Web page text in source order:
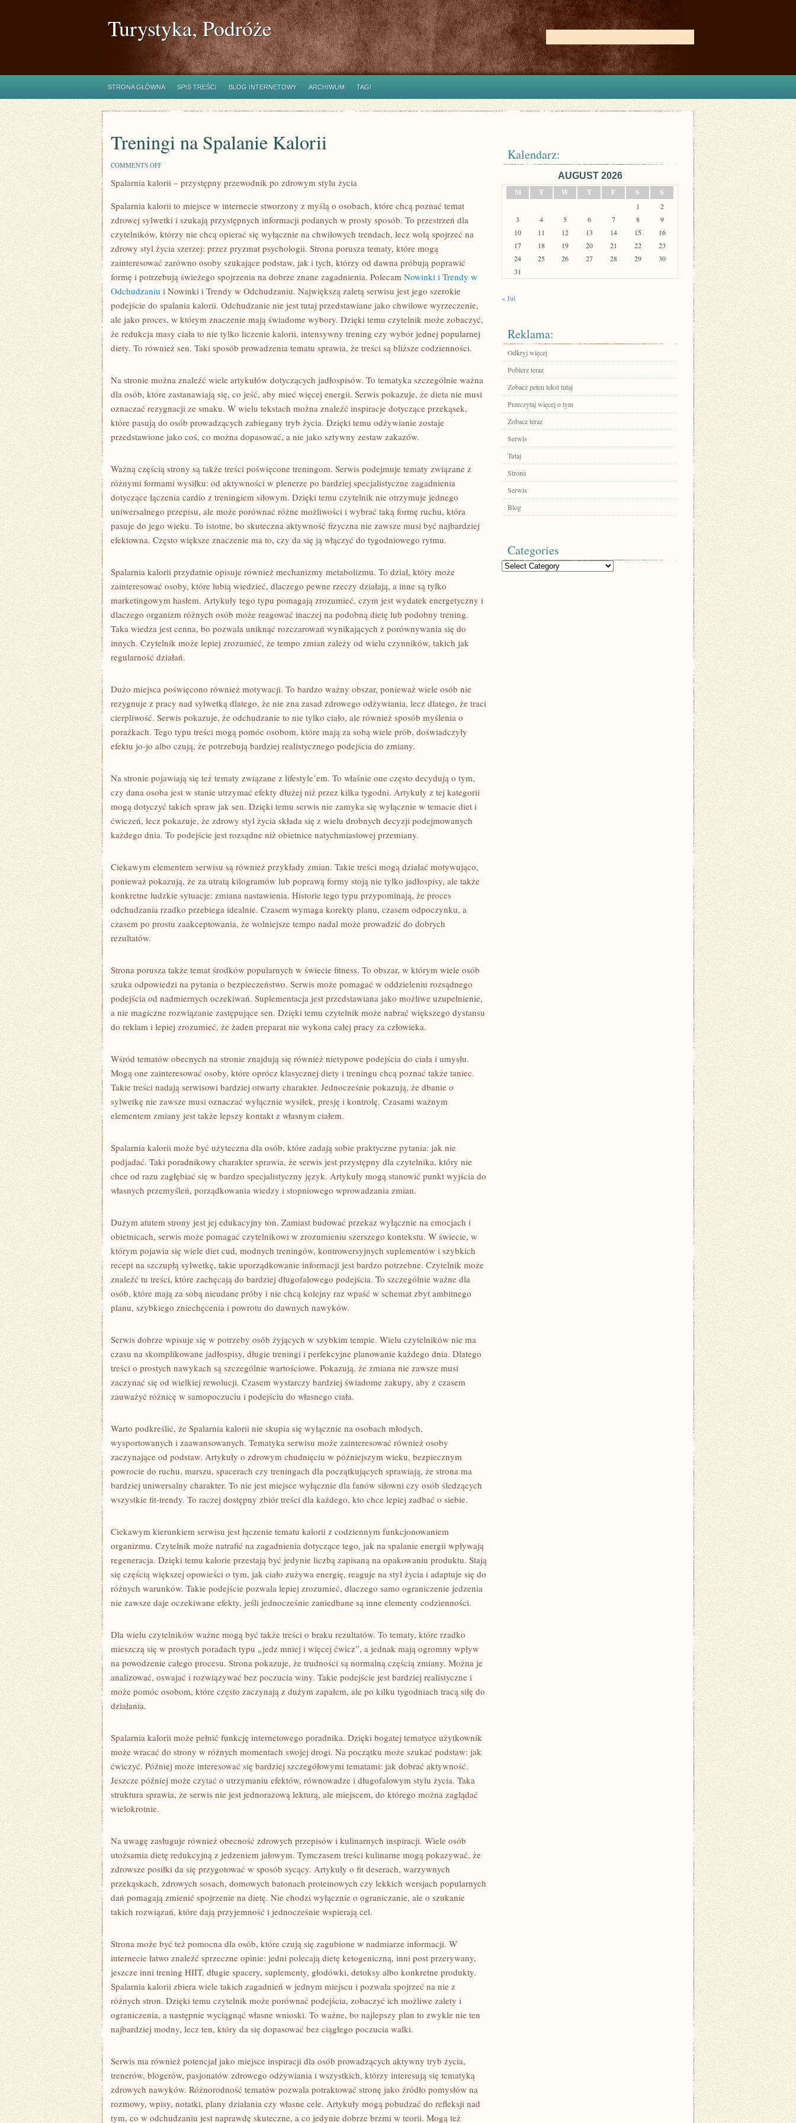
Turystyka, Podróże
STRONA GŁÓWNA SPIS TREŚCI BLOG INTERNETOWY ARCHIWUM TAGI
Treningi na Spalanie Kalorii
COMMENTS OFFON
NA
Spalarnia kalorii – przystępny przewodnik po zdrowym stylu życia
Spalarnia kalorii to miejsce w internecie stworzony z myślą o osobach, które chcą poznać temat
zdrowej sylwetki i szukają przystępnych informacji podanych w prosty sposób. To przestrzeń dla
czytelników, którzy nie chcą opierać się wyłącznie na chwilowych trendach, lecz wolą spojrzeć na
zdrowy styl życia szerzej: przez pryzmat psychologii. Strona porusza tematy, które mogą
zainteresować zarówno osoby szukające podstaw, jak i tych, którzy od dawna próbują poprawić
formę i potrzebują świeżego spojrzenia na dobrze znane zagadnienia. Polecam Nowinki i Trendy w
Odchudzaniu i Nowinki i Trendy w Odchudzaniu. Największą zaletą serwisu jest jego szerokie
podejście do spalania kalorii. Odchudzanie nie jest tutaj przedstawiane jako chwilowe wyrzeczenie,
ale jako proces, w którym znaczenie mają świadome wybory. Dzięki temu czytelnik może zobaczyć,
że redukcja masy ciała to nie tylko liczenie kalorii, intensywny trening czy wybór jednej popularnej
diety. To również sen. Taki sposób prowadzenia tematu sprawia, że treści są bliższe codzienności.
Na stronie można znaleźć wiele artykułów dotyczących jadłospisów. To tematyka szczególnie ważna
dla osób, które zastanawiają się, co jeść, aby mieć więcej energii. Serwis pokazuje, że dieta nie musi
oznaczać rezygnacji ze smaku. W wielu tekstach można znaleźć inspiracje dotyczące przekąsek,
które pasują do osób prowadzących zabiegany tryb życia. Dzięki temu odżywianie zostaje
przedstawione jako coś, co można dopasować, a nie jako sztywny zestaw zakazów.
Ważną częścią strony są także treści poświęcone treningom. Serwis podejmuje tematy związane z
różnymi formami wysiłku: od aktywności w plenerze po bardziej specjalistyczne zagadnienia
dotyczące łączenia cardio z treningiem siłowym. Dzięki temu czytelnik nie otrzymuje jednego
uniwersalnego przepisu, ale może porównać różne możliwości i wybrać taką formę ruchu, która
pasuje do jego wieku. To istotne, bo skuteczna aktywność fizyczna nie zawsze musi być najbardziej
efektowna. Często większe znaczenie ma to, czy da się ją włączyć do tygodniowego rytmu.
Spalarnia kalorii przydatnie opisuje również mechanizmy metabolizmu. To dział, który może
zainteresować osoby, które lubią wiedzieć, dlaczego pewne rzeczy działają, a inne są tylko
marketingowym hasłem. Artykuły tego typu pomagają zrozumieć, czym jest wydatek energetyczny i
dlaczego organizm różnych osób może reagować inaczej na podobną dietę lub podobny trening.
Taka wiedza jest cenna, bo pozwala uniknąć rozczarowań wynikających z porównywania się do
innych. Czytelnik może lepiej zrozumieć, że tempo zmian zależy od wielu czynników, takich jak
regularność działań.
Dużo miejsca poświęcono również motywacji. To bardzo ważny obszar, ponieważ wiele osób nie
rezygnuje z pracy nad sylwetką dlatego, że nie zna zasad zdrowego odżywiania, lecz dlatego, że traci
cierpliwość. Serwis pokazuje, że odchudzanie to nie tylko ciało, ale również sposób myślenia o
porażkach. Tego typu treści mogą pomóc osobom, które mają za sobą wiele prób, doświadczyły
efektu jo-jo albo czują, że potrzebują bardziej realistycznego podejścia do zmiany.
Na stronie pojawiają się też tematy związane z lifestyle’em. To właśnie one często decydują o tym,
czy dana osoba jest w stanie utrzymać efekty dłużej niż przez kilka tygodni. Artykuły z tej kategorii
mogą dotyczyć takich spraw jak sen. Dzięki temu serwis nie zamyka się wyłącznie w temacie diet i
ćwiczeń, lecz pokazuje, że zdrowy styl życia składa się z wielu drobnych decyzji podejmowanych
każdego dnia. To podejście jest rozsądne niż obietnice natychmiastowej przemiany.
Ciekawym elementem serwisu są również przykłady zmian. Takie treści mogą działać motywująco,
ponieważ pokazują, że za utratą kilogramów lub poprawą formy stoją nie tylko jadłospisy, ale także
konkretne ludzkie sytuacje: zmiana nastawienia. Historie tego typu przypominają, że proces
odchudzania rzadko przebiega idealnie. Czasem wymaga korekty planu, czasem odpoczynku, a
czasem po prostu zaakceptowania, że wolniejsze tempo nadal może prowadzić do dobrych
rezultatów.
Strona porusza także temat środków popularnych w świecie fitness. To obszar, w którym wiele osób
szuka odpowiedzi na pytania o bezpieczeństwo. Serwis może pomagać w oddzieleniu rozsądnego
podejścia od nadmiernych oczekiwań. Suplementacja jest przedstawiana jako możliwe uzupełnienie,
a nie magiczne rozwiązanie zastępujące sen. Dzięki temu czytelnik może nabrać większego dystansu
do reklam i lepiej zrozumieć, że żaden preparat nie wykona całej pracy za człowieka.
Wśród tematów obecnych na stronie znajdują się również nietypowe podejścia do ciała i umysłu.
Mogą one zainteresować osoby, które oprócz klasycznej diety i treningu chcą poznać także taniec.
Takie treści nadają serwisowi bardziej otwarty charakter. Jednocześnie pokazują, że dbanie o
sylwetkę nie zawsze musi oznaczać wyłącznie wysiłek, presję i kontrolę. Czasami ważnym
elementem zmiany jest także lepszy kontakt z własnym ciałem.
Spalarnia kalorii może być użyteczna dla osób, które zadają sobie praktyczne pytania: jak nie
podjadać. Taki poradnikowy charakter sprawia, że serwis jest przystępny dla czytelnika, który nie
chce od razu zagłębiać się w bardzo specjalistyczny język. Artykuły mogą stanowić punkt wyjścia do
własnych przemyśleń, porządkowania wiedzy i stopniowego wprowadzania zmian.
Dużym atutem strony jest jej edukacyjny ton. Zamiast budować przekaz wyłącznie na emocjach i
obietnicach, serwis może pomagać czytelnikowi w zrozumieniu szerszego kontekstu. W świecie, w
którym pojawia się wiele diet cud, modnych treningów, kontrowersyjnych suplementów i szybkich
recept na szczupłą sylwetkę, takie uporządkowanie informacji jest bardzo potrzebne. Czytelnik może
znaleźć tu treści, które zachęcają do bardziej długofalowego podejścia. To szczególnie ważne dla
osób, które mają za sobą nieudane próby i nie chcą kolejny raz wpaść w schemat zbyt ambitnego
planu, szybkiego zniechęcenia i powrotu do dawnych nawyków.
Serwis dobrze wpisuje się w potrzeby osób żyjących w szybkim tempie. Wielu czytelników nie ma
czasu na skomplikowane jadłospisy, długie treningi i perfekcyjne planowanie każdego dnia. Dlatego
treści o prostych nawykach są szczególnie wartościowe. Pokazują, że zmiana nie zawsze musi
zaczynać się od wielkiej rewolucji. Czasem wystarczy bardziej świadome zakupy, aby z czasem
zauważyć różnicę w samopoczuciu i podejściu do własnego ciała.
Warto podkreślić, że Spalarnia kalorii nie skupia się wyłącznie na osobach młodych,
wysportowanych i zaawansowanych. Tematyka serwisu może zainteresować również osoby
zaczynające od podstaw. Artykuły o zdrowym chudnięciu w późniejszym wieku, bezpiecznym
powrocie do ruchu, marszu, spacerach czy treningach dla początkujących sprawiają, że strona ma
bardziej uniwersalny charakter. To nie jest miejsce wyłącznie dla fanów siłowni czy osób śledzących
wszystkie fit-trendy. To raczej dostępny zbiór treści dla każdego, kto chce lepiej zadbać o siebie.
Ciekawym kierunkiem serwisu jest łączenie tematu kalorii z codziennym funkcjonowaniem
organizmu. Czytelnik może natrafić na zagadnienia dotyczące tego, jak na spalanie energii wpływają
regeneracja. Dzięki temu kalorie przestają być jedynie liczbą zapisaną na opakowaniu produktu. Stają
się częścią większej opowieści o tym, jak ciało zużywa energię, reaguje na styl życia i adaptuje się do
różnych warunków. Takie podejście pozwala lepiej zrozumieć, dlaczego samo ograniczenie jedzenia
nie zawsze daje oczekiwane efekty, jeśli jednocześnie zaniedbane są inne elementy codzienności.
Dla wielu czytelników ważne mogą być także treści o braku rezultatów. To tematy, które rzadko
mieszczą się w prostych poradach typu „jedz mniej i więcej ćwicz”, a jednak mają ogromny wpływ
na powodzenie całego procesu. Strona pokazuje, że trudności są normalną częścią zmiany. Można je
analizować, oswajać i rozwiązywać bez poczucia winy. Takie podejście jest bardziej realistyczne i
może pomóc osobom, które często zaczynają z dużym zapałem, ale po kilku tygodniach tracą siłę do
działania.
Spalarnia kalorii może pełnić funkcję internetowego poradnika. Dzięki bogatej tematyce użytkownik
może wracać do strony w różnych momentach swojej drogi. Na początku może szukać podstaw: jak
ćwiczyć. Później może interesować się bardziej szczegółowymi tematami: jak dobrać aktywność.
Jeszcze później może czytać o utrzymaniu efektów, równowadze i długofalowym stylu życia. Taka
struktura sprawia, że serwis nie jest jednorazową lekturą, ale miejscem, do którego można zaglądać
wielokrotnie.
Na uwagę zasługuje również obecność zdrowych przepisów i kulinarnych inspiracji. Wiele osób
utożsamia dietę redukcyjną z jedzeniem jałowym. Tymczasem treści kulinarne mogą pokazywać, że
zdrowsze posiłki da się przygotować w sposób sycący. Artykuły o fit deserach, warzywnych
przekąskach, zdrowych sosach, domowych batonach proteinowych czy lekkich wersjach popularnych
dań pomagają zmienić spojrzenie na dietę. Nie chodzi wyłącznie o ograniczanie, ale o szukanie
takich rozwiązań, które dają przyjemność i jednocześnie wspierają cel.
Strona może być też pomocna dla osób, które czują się zagubione w nadmiarze informacji. W
internecie łatwo znaleźć sprzeczne opinie: jedni polecają dietę ketogeniczną, inni post przerywany,
jeszcze inni trening HIIT, długie spacery, suplementy, głodówki, detoksy albo konkretne produkty.
Spalarnia kalorii zbiera wiele takich zagadnień w jednym miejscu i pozwala spojrzeć na nie z
różnych stron. Dzięki temu czytelnik może porównać podejścia, zobaczyć ich możliwe zalety i
ograniczenia, a następnie wyciągnąć własne wnioski. To ważne, bo najlepszy plan to zwykle nie ten
najbardziej modny, lecz ten, który da się dopasować bez ciągłego poczucia walki.
Serwis ma również potencjał jako miejsce inspiracji dla osób prowadzących aktywny tryb życia,
trenerów, blogerów, pasjonatów zdrowego odżywiania i wszystkich, którzy interesują się tematyką
zdrowych nawyków. Różnorodność tematów pozwala potraktować stronę jako źródło pomysłów na
rozmowy, wpisy, notatki, plany działania czy własne cele. Artykuły mogą pobudzać do refleksji nad
tym, co w odchudzaniu jest naprawdę skuteczne, a co jedynie dobrze brzmi w teorii. Mogą też
Kalendarz:
AUGUST 2026
M
T W T F S S
1
2
3
4 5 6 7 8
9
10
11 12 13 14 15
16
17
18 19 20 21 22
23
24
25 26 27 28 29
30
31
« Jul
Reklama:
Odkryj więcej
Pobierz teraz
Zobacz pełen tekst tutaj
Przeczytaj więcej o tym
Zobacz teraz
Serwis
Tutaj
Strona
Serwis
Blog
Categories
Categories